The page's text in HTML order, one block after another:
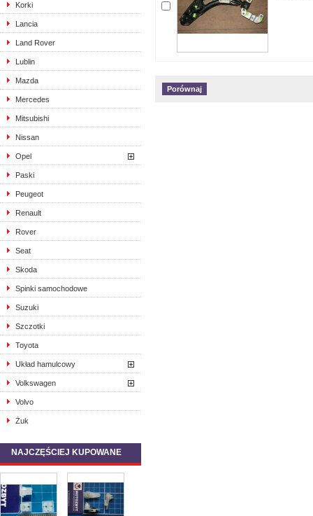
Korki
Lancia
Land Rover
Lublin
Mazda
Mercedes
Mitsubishi
Nissan
Opel
Paski
Peugeot
Renault
Rover
Seat
Skoda
Spinki samochodowe
Suzuki
Szczotki
Toyota
Układ hamulcowy
Volkswagen
Volvo
Żuk
NAJCZĘŚCIEJ KUPOWANE